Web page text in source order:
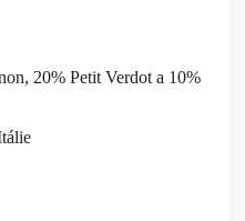
20% Petit Verdot a 10%